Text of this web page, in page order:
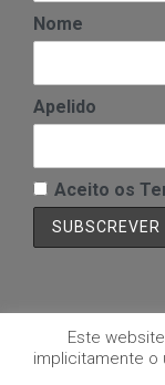
Nome
Apelido
Aceito os
Copyright © SITE
Este
implicitamente o